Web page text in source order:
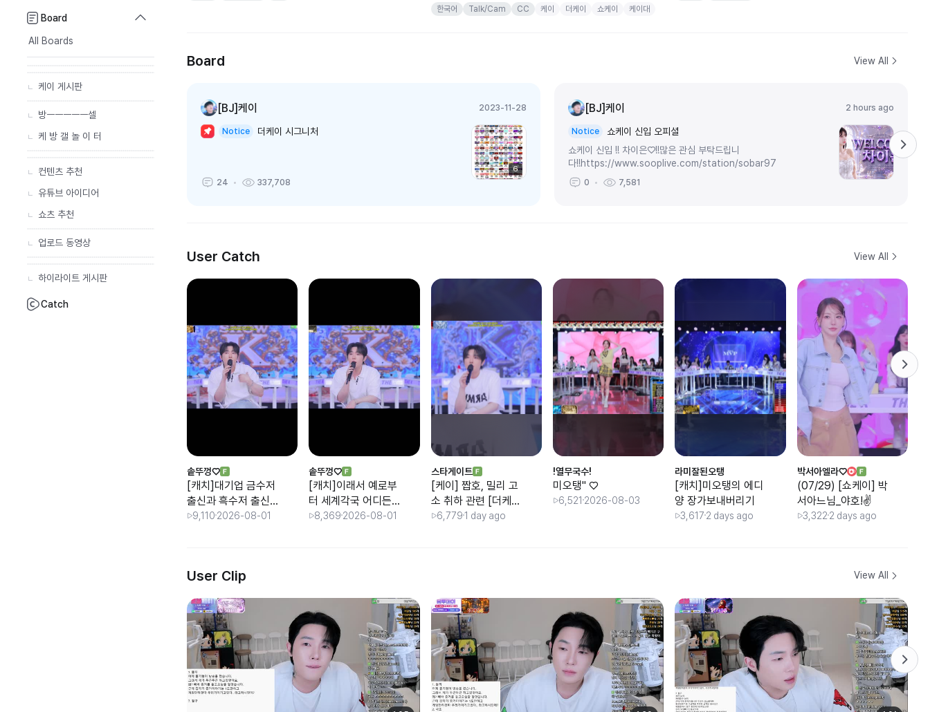
Board
All Boards
케이 게시판
방ㅡㅡㅡㅡㅡ셀
케 방 갤 놀 이 터
컨텐츠 추천
유튜브 아이디어
쇼츠 추천
업로드 동영상
하이라이트 게시판
Catch
한국어 Talk/Cam CC 케이 더케이 쇼케이 케이대
Board View All
[BJ]케이 2023-11-28
Notice 더케이 시그니처
24 337,708
6
[BJ]케이 2 hours ago
Notice
쇼케이 신입 오피셜
쇼케이 신입 !! 차이은♡!!많은 관심 부탁드립니
다!!https://www.sooplive.com/station/sobar97
0 7,581
User Catch View All
솥뚜껑♡
[캐치]대기업 금수저
출신과 흑수저 출신
및 행동과 말하는 대
9,110 2026-08-01
솥뚜껑♡
[캐치]이래서 예로부
터 세계각국 어디든
근본이 중요한거라네
8,3692026-08-01
스타게이트
[케이] 짭호, 밀리 고
소 취하 관련 [더케이
x쇼케이x케이대]
6,7791 day ago
!열무국수!
미오탱" ♡
6,521 2026-08-03
라미잘된오탱
[캐치]미오탱의 에디
양 장가보내버리기
3,6172 days ago
박서아엘라♡
(07/29) [쇼케이] 박
서아느님_야호!✌️
3,3222 days ago
User Clip View All